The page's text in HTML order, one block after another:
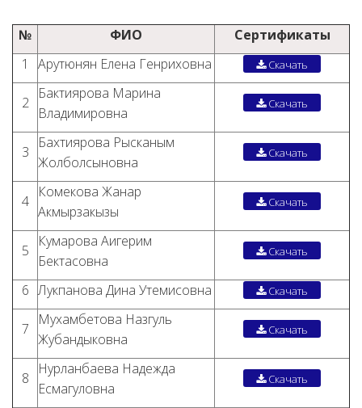
№ ФИО
Сертификаты
1
Арутюнян Елена Генриховна Скачать
2
Бактиярова Марина
Владимировна
Скачать
3
Бахтиярова Рысканым
Жолболсыновна
Скачать
4
Комекова Жанар
Акмырзакызы
Скачать
5
Кумарова Аигерим
Бектасовна
Скачать
6 Лукпанова Дина Утемисовна Скачать
7
Мухамбетова Назгуль
Жубандыковна
Скачать
8
Нурланбаева Надежда
Есмагуловна
Скачать